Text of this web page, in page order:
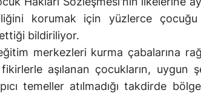
korumak için yüzlerce çocuğu
bildiriliyor.
merkezleri kurma çabalarına
fikirlerle aşılanan çocukların, uygun
temeller atılmadığı takdirde